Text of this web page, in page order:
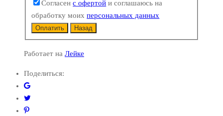
Согласенс офертой и соглашаюсь на
обработку моихперсональных данных
Оплатить Назад
Работает на Лейке
Поделиться: